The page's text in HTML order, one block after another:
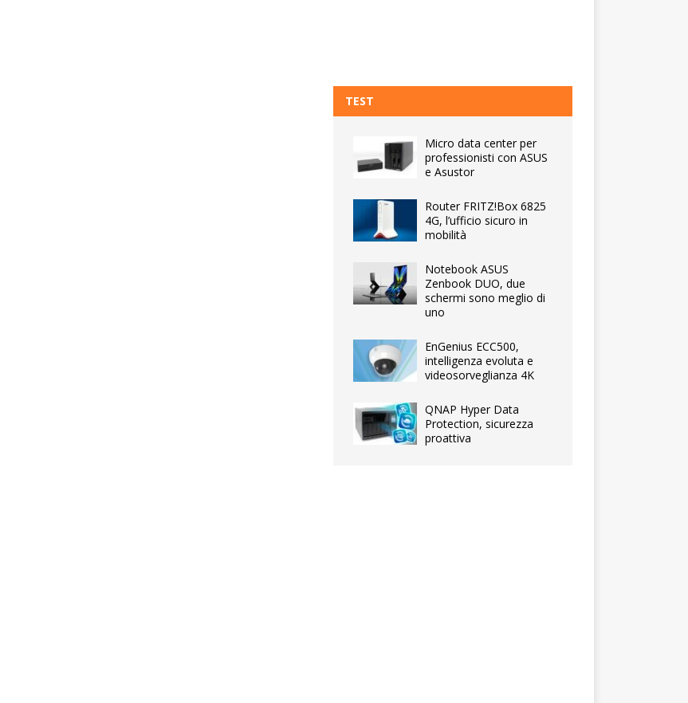
TEST
Micro data center per
professionisti con ASUS
e Asustor
Router FRITZ!Box 6825
4G, l’ufficio sicuro in
mobilità
Notebook ASUS
Zenbook DUO, due
schermi sono meglio di
uno
EnGenius ECC500,
intelligenza evoluta e
videosorveglianza 4K
QNAP Hyper Data
Protection, sicurezza
proattiva